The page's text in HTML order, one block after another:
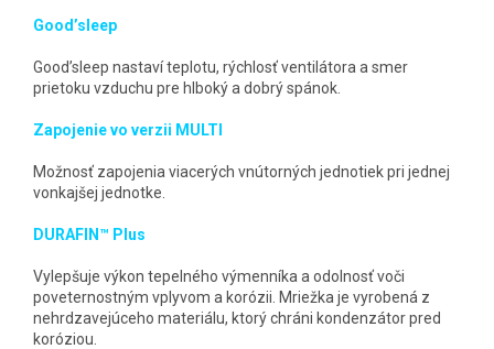
Good’sleep
Good’sleep nastaví teplotu, rýchlosť ventilátora a smer
prietoku vzduchu pre hlboký a dobrý spánok.
Zapojenie vo verzii MULTI
Možnosť zapojenia viacerých vnútorných jednotiek pri jednej
vonkajšej jednotke.
DURAFIN™ Plus
Vylepšuje výkon tepelného výmenníka a odolnosť voči
poveternostným vplyvom a korózii. Mriežka je vyrobená z
nehrdzavejúceho materiálu, ktorý chráni kondenzátor pred
koróziou.